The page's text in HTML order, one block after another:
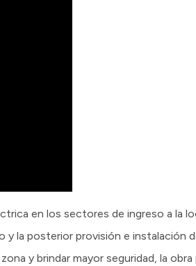
en los sectores de ingreso a la
la posterior provisión e instalación
y brindar mayor seguridad, la